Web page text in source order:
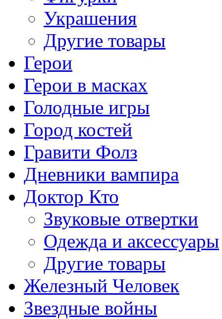
Украшения
Другие товары
Герои
Герои в масках
Голодные игры
Город костей
Гравити Фолз
Дневники вампира
Доктор Кто
Звуковые отвертки
Одежда и аксессуары
Другие товары
Железный Человек
Звездные войны